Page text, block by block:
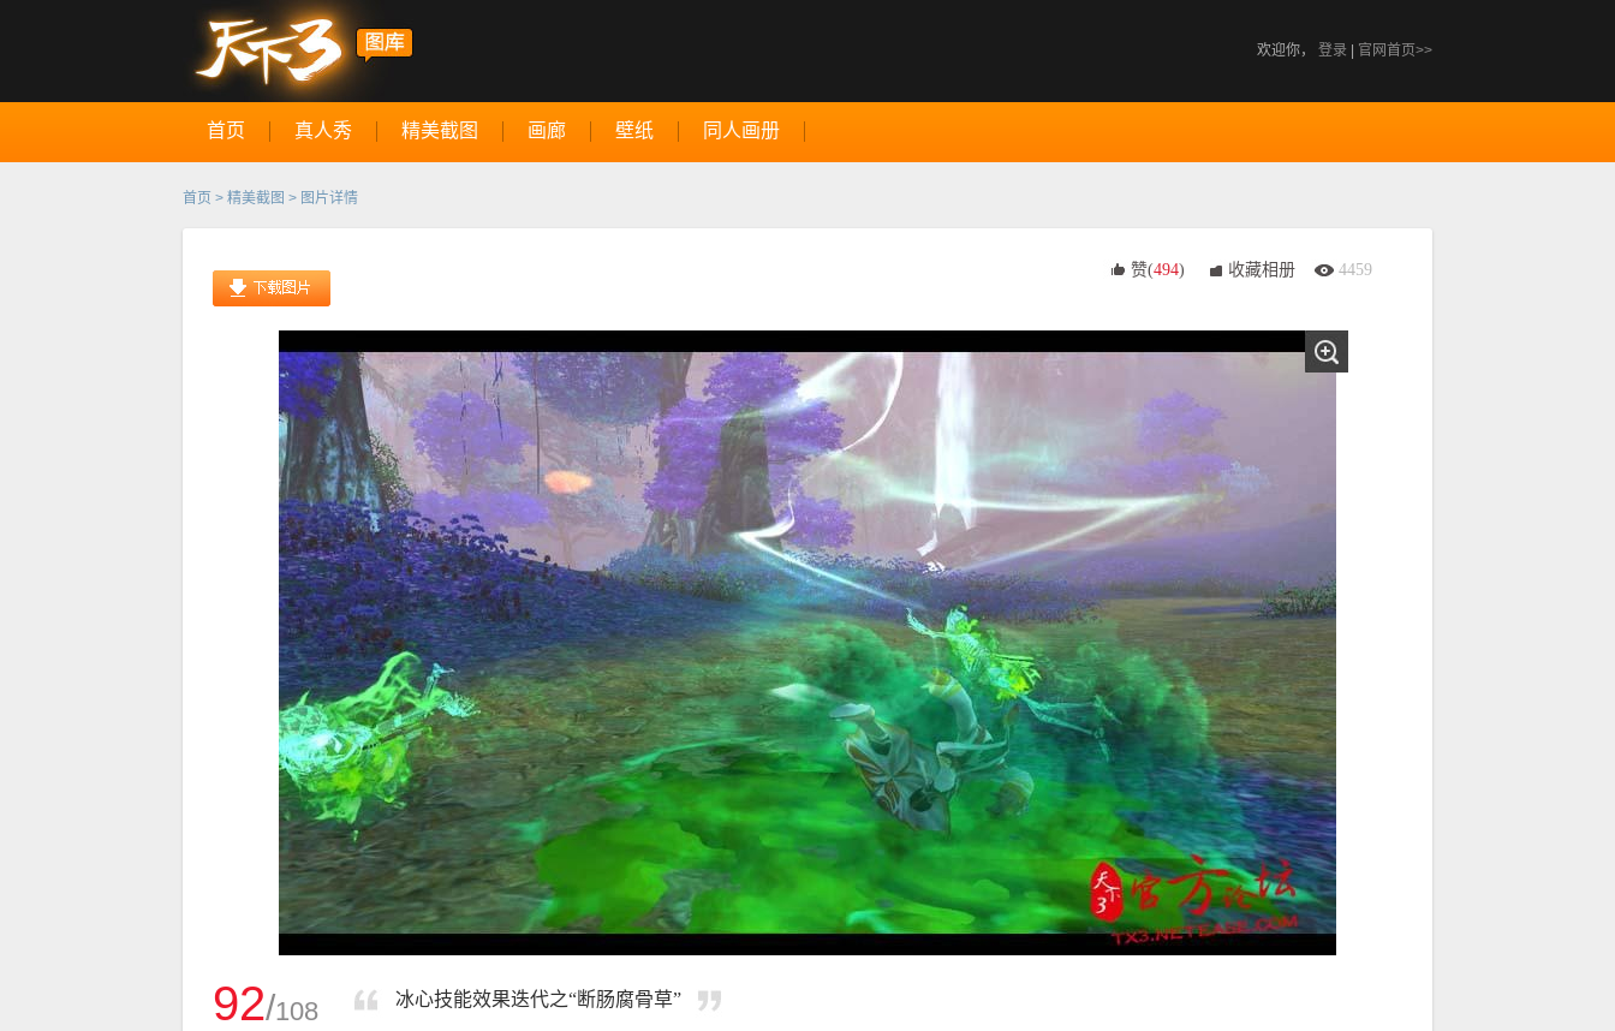
欢迎你， 登录 官网首页>>
首页 真人秀 精美截图 画廊 壁纸 同人画册
首页 > 精美截图 > 图片详情
赞(494) 收藏相册 4459
92/108 冰心技能效果迭代之“断肠腐骨草”